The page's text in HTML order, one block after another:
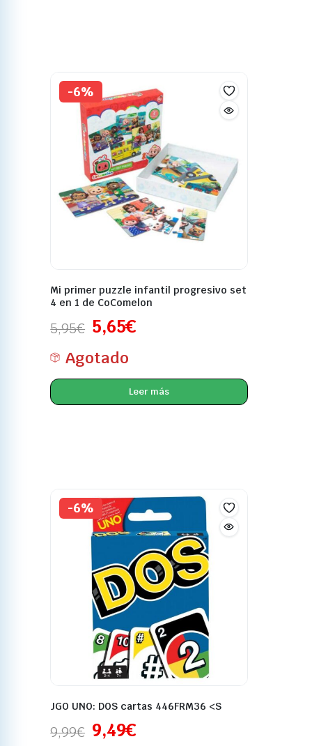
-6%
Mi primer puzzle infantil progresivo set
4 en 1 de CoComelon
5,95€ 5,65€
Agotado
Leer más
-6%
JGO UNO: DOS cartas 446FRM36 <S
9,99€ 9,49€